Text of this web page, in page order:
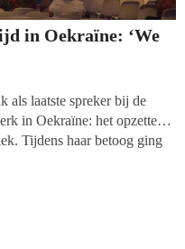
in Oekraïne: ‘We
als laatste spreker bij de
in Oekraïne: het opzetten
Tijdens haar betoog ging
vanuit haar schuilplek,
ze verder met haar